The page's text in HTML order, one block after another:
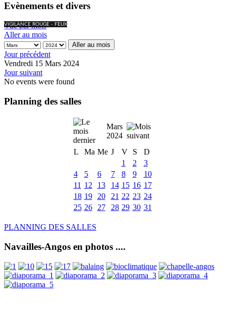
Evènements et divers
VIGILANCE ROUGE - FEUX
Vue par mois
Aller au mois
Aller au mois
Jour précédent
Vendredi 15 Mars 2024
Jour suivant
No events were found
Planning des salles
Mars
2024
L
Ma Me J V S
D
1
2
3
4
5 6 7 8 9
10
11 12 13 14 15 16 17
18 19 20 21 22 23 24
25 26 27 28 29 30 31
PLANNING DES SALLES
Navailles-Angos en photos ....